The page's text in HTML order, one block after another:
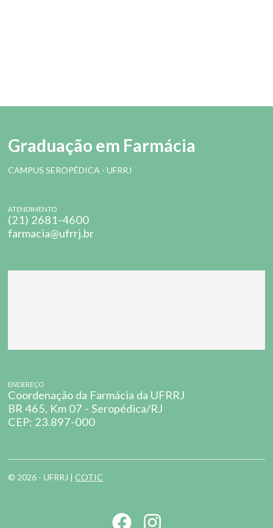
Graduação em Farmácia
CAMPUS SEROPÉDICA - UFRRJ
ATENDIMENTO
(21) 2681-4600
farmacia@ufrrj.br
ENDEREÇO
Coordenação da Farmácia da UFRRJ
BR 465, Km 07 - Seropédica/RJ
CEP: 23.897-000
© 2026 - UFRRJ |COTIC